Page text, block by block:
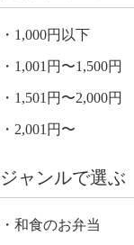
1,000円以下
1,001円〜1,500円
1,501円〜2,000円
2,001円〜
ジャンルで選ぶ
和食のお弁当